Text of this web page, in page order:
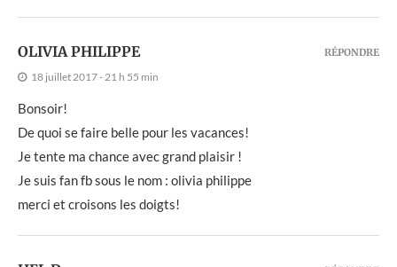
OLIVIA PHILIPPE
18 juillet 2017 - 21 h 55 min
Bonsoir!
De quoi se faire belle pour les vacances!
Je tente ma chance avec grand plaisir !
Je suis fan fb sous le nom : olivia philippe
merci et croisons les doigts!
RÉPONDRE